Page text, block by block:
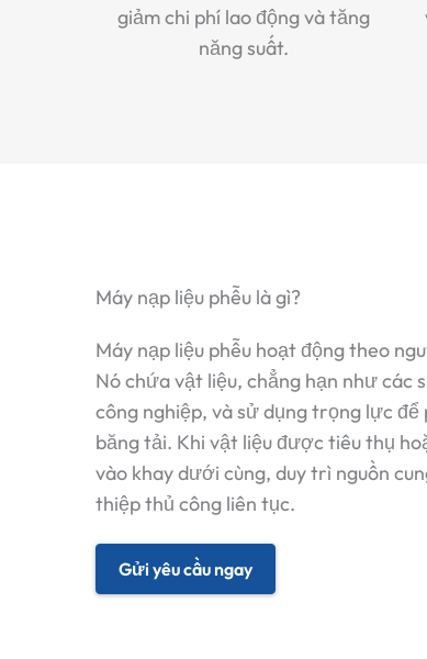
giảm chi phí lao động và tăng
năng suất.
Máy nạp liệu phễu là gì?
Máy nạp liệu phễu hoạt động theo
Nó chứa vật liệu, chẳng hạn như
công nghiệp, và sử dụng trọng lực
băng tải. Khi vật liệu được tiêu thụ
vào khay dưới cùng, duy trì nguồn
thiệp thủ công liên tục.
Gửi yêu cầu ngay